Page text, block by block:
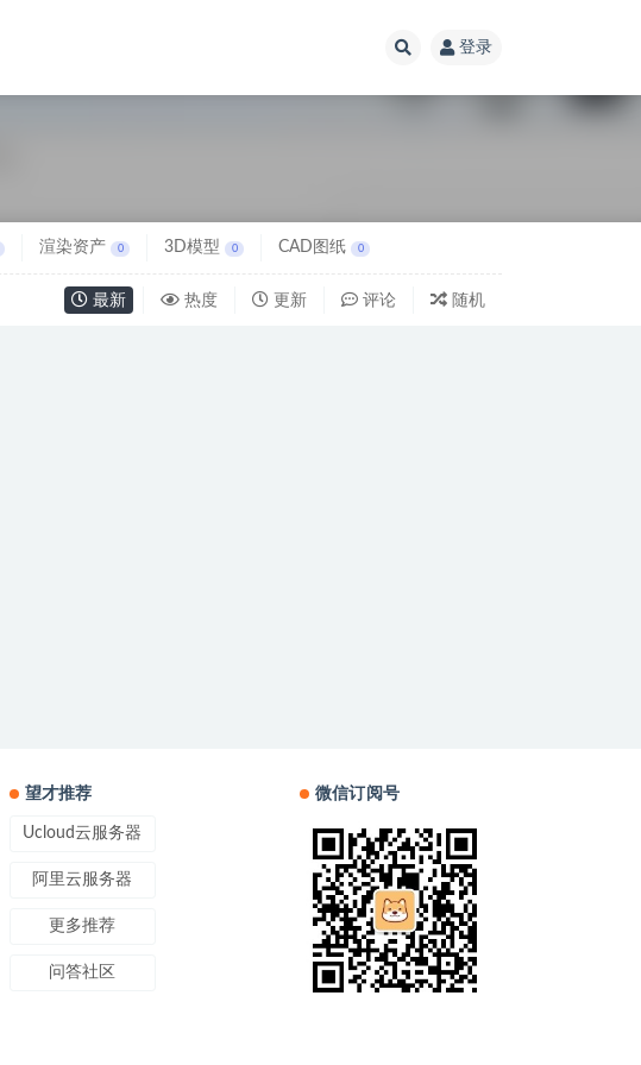
登录
渲染资产 0 3D模型 0 CAD图纸 0
最新 热度 更新 评论 随机
望才推荐
Ucloud云服务器
阿里云服务器
更多推荐
问答社区
微信订阅号